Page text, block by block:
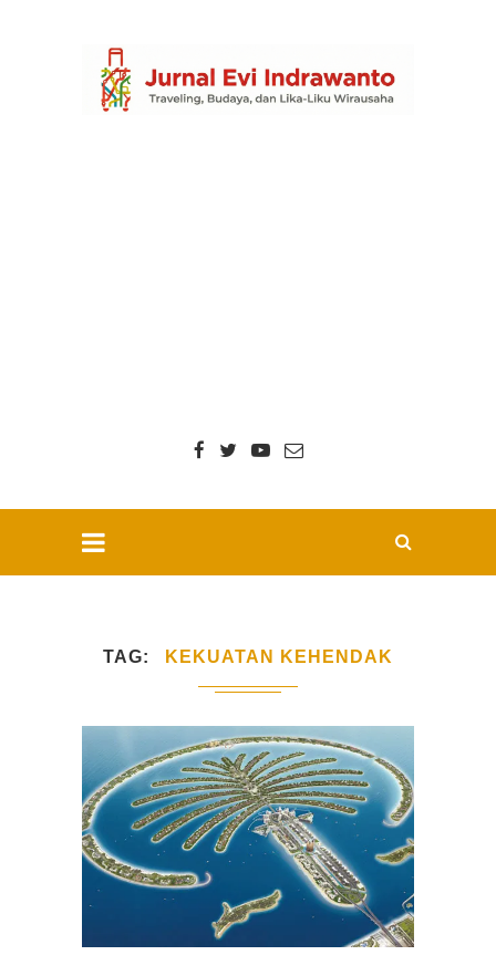
TAG KEKUATAN KEHENDAK